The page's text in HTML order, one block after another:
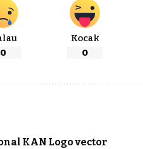
0
Kocak
0
KAN Logo vector